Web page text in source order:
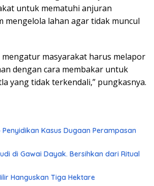
untuk mematuhi anjuran
mengelola lahan agar tidak muncul
mengatur masyarakat harus melapor
dengan cara membakar untuk
yang tidak terkendali,” pungkasnya.
Kasus Dugaan Perampasan
di Gawai Dayak. Bersihkan dari Ritual
Hanguskan Tiga Hektare